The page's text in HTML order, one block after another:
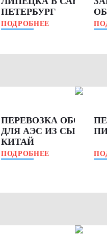
ПЕТЕРБУРГ
ПОДРОБНЕЕ
В
ПЕРЕВОЗКА
ДЛЯ АЭС ИЗ СЫЗРАНИ
КИТАЙ
ПОДРОБНЕЕ